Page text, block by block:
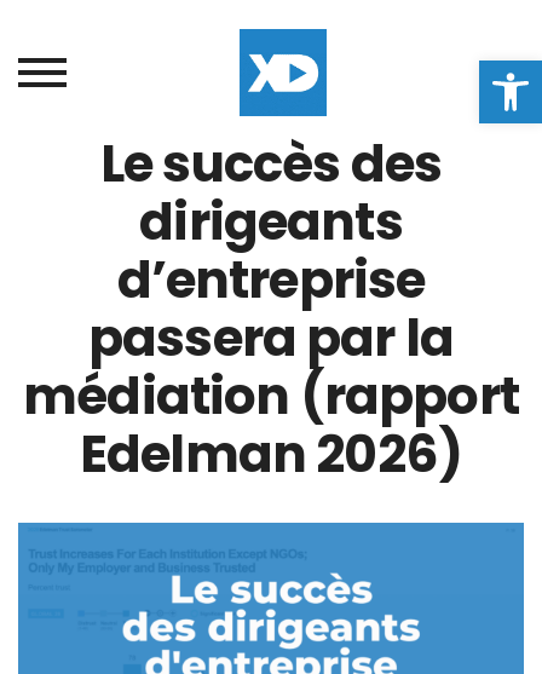
Ouvrir
Le succès des
dirigeants
d’entreprise
passera par la
médiation (rapport
Edelman 2026)